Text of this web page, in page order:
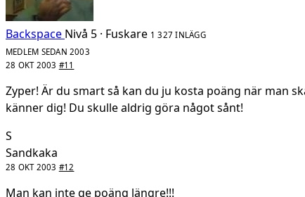
Backspace Nivå 5 · Fuskare 1 327 INLÄGG
MEDLEM SEDAN 2003
28 OKT 2003 #11
Zyper! Är du smart så kan du ju kosta poäng när man
känner dig! Du skulle aldrig göra något sånt!
S
Sandkaka
28 OKT 2003 #12
Man kan inte ge poäng längre!!!